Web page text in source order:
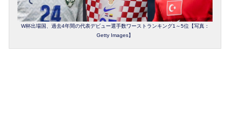
W杯出場国、過去4年間の代表デビュー選手数ワーストランキング1～5位【写真：
Getty Images】